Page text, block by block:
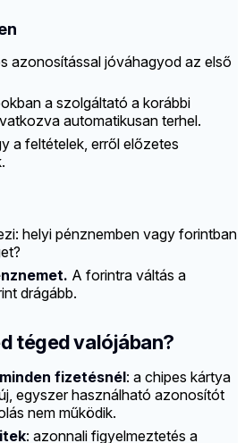
azonosítással jóváhagyod az első
a szolgáltató a korábbi
automatikusan terhel.
a feltételek, erről előzetes
helyi pénznemben vagy forintban
A forintra váltás a
drágább.
téged valójában?
fizetésnél: a chipes kártya
egyszer használható azonosítót
nem működik.
: azonnali figyelmeztetés a